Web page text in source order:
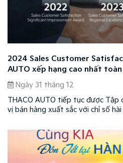
2024 Sales Customer
AUTO xếp hạng cao nhất
của khách hàng mua xe
Ngày 31 tháng 12
THACO AUTO tiếp tục được Tập
vị bán hàng xuất sắc với chỉ số
Satisfaction (KSCS)" được thực
minh chứng cho chất lượng dịch
AUTO mang đến cho khách
liên tiếp trong ba năm.